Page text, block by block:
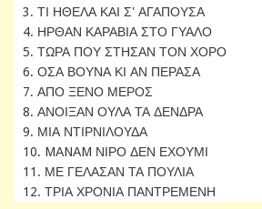
3. ΤΙ ΗΘΕΛΑ ΚΑΙ Σ' ΑΓΑΠΟΥΣΑ
4. ΗΡΘΑΝ ΚΑΡΑΒΙΑ ΣΤΟ ΓΥΑΛΟ
5. ΤΩΡΑ ΠΟΥ ΣΤΗΣΑΝ ΤΟΝ ΧΟΡΟ
6. ΟΣΑ ΒΟΥΝΑ ΚΙ ΑΝ ΠΕΡΑΣΑ
7. ΑΠΟ ΞΕΝΟ ΜΕΡΟΣ
8. ΑΝΟΙΞΑΝ ΟΥΛΑ ΤΑ ΔΕΝΔΡΑ
9. ΜΙΑ ΝΤΙΡΝΙΛΟΥΔΑ
10. MΑNΑM ΝΙΡΟ ΔΕΝ ΕΧΟΥΜΙ
11. ΜΕ ΓΕΛΑΣΑΝ ΤΑ ΠΟΥΛΙΑ
12. ΤΡΙΑ ΧΡΟΝΙΑ ΠΑΝΤΡΕΜΕΝΗ